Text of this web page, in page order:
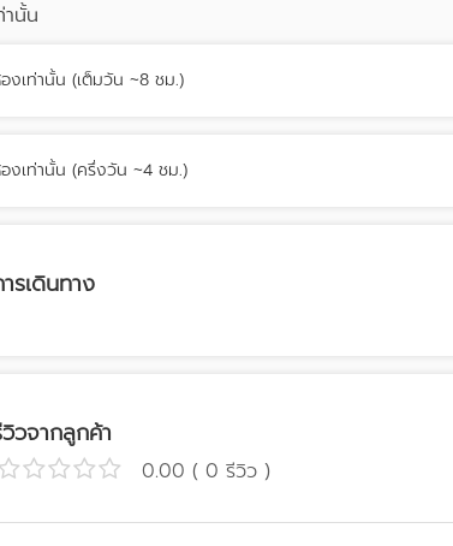
นั้น
งเท่านั้น (เต็มวัน ~8 ชม.)
งเท่านั้น (ครึ่งวัน ~4 ชม.)
รเดินทาง
วจากลูกค้า
0.00 ( 0 รีวิว )